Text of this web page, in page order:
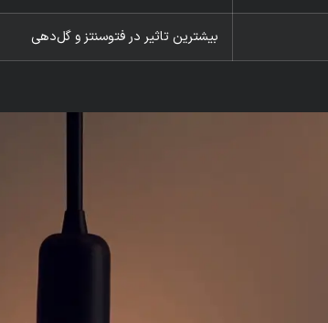
بیشترین تاثیر در فتوسنتز و گل‌دهی